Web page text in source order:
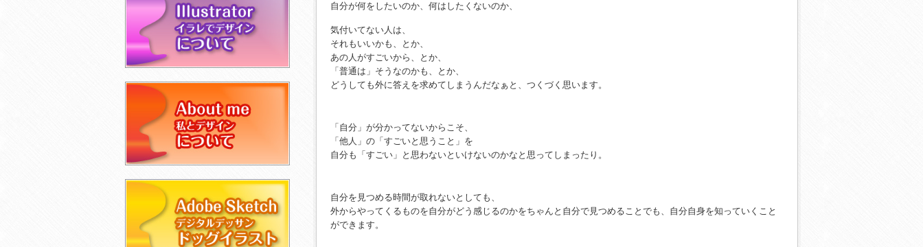
自分が何をしたいのか、何はしたくないのか、
気付いてない人は、
それもいいかも、とか、
あの人がすごいから、とか、
「普通は」そうなのかも、とか、
どうしても外に答えを求めてしまうんだなぁと、つくづく思います。
「自分」が分かってないからこそ、
「他人」の「すごいと思うこと」を
自分も「すごい」と思わないといけないのかなと思ってしまったり。
自分を見つめる時間が取れないとしても、
外からやってくるものを自分がどう感じるのかをちゃんと自分で見つめることでも、自分自身を知っていくこと
ができます。